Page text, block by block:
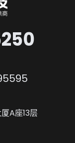
A座13层